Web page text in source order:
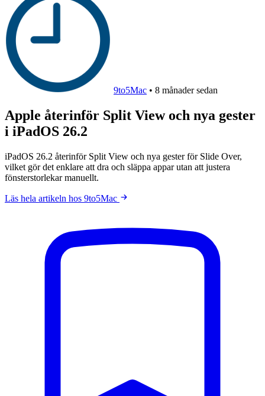
9to5Mac • 8 månader sedan
Apple återinför Split View och nya gester
i iPadOS 26.2
iPadOS 26.2 återinför Split View och nya gester för Slide Over,
vilket gör det enklare att dra och släppa appar utan att justera
fönsterstorlekar manuellt.
Läs hela artikeln hos 9to5Mac